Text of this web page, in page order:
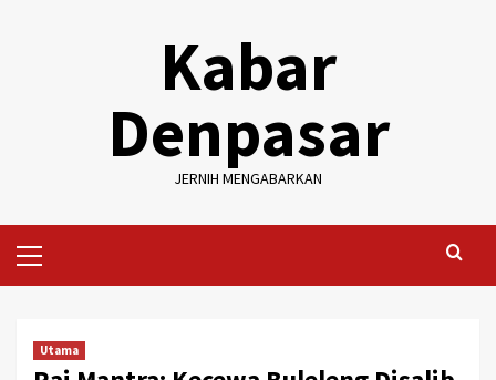
Kabar
Denpasar
JERNIH MENGABARKAN
Menu
Utama